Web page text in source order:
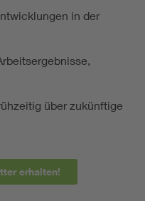
in der
über zukünftige
erhalten!